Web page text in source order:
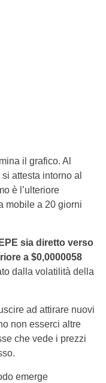
il grafico. Al
attesta intorno al
è l’ulteriore
mobile a 20 giorni
sia diretto verso
a $0,0000058
dalla volatilità della
ad attirare nuovi
non esserci altre
che vede i prezzi
emerge